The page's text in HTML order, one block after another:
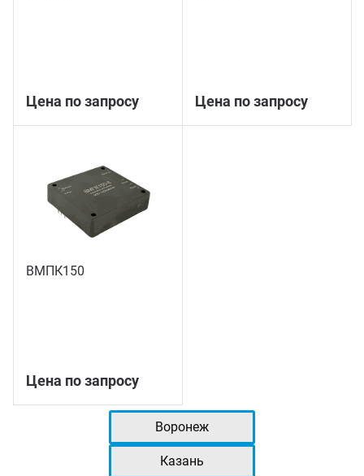
Цена по запросу Цена по запросу
ВМПК150
Цена по запросу
Воронеж
Казань